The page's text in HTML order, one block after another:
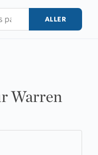
ALLER
Warren